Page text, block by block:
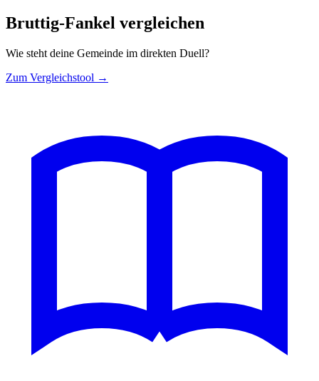
Bruttig-Fankel vergleichen
Wie steht deine Gemeinde im direkten Duell?
Zum Vergleichstool →